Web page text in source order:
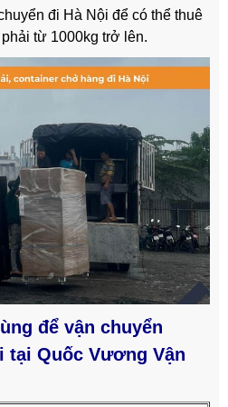
đi Hà Nội để có thể thuê
từ 1000kg trở lên.
để vận chuyển
tại Quốc Vương Vận